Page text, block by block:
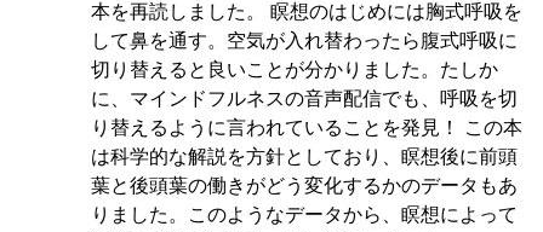
本を再読しました。 瞑想のはじめには胸式呼吸を
して鼻を通す。空気が入れ替わったら腹式呼吸に
切り替えると良いことが分かりました。たしか
に、マインドフルネスの音声配信でも、呼吸を切
り替えるように言われていることを発見！ この本
は科学的な解説を方針としており、瞑想後に前頭
葉と後頭葉の働きがどう変化するかのデータもあ
りました。このようなデータから、瞑想によって